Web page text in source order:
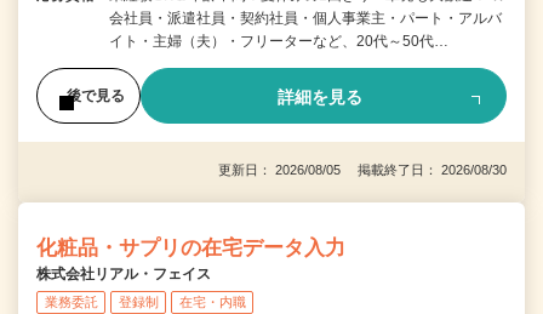
会社員・派遣社員・契約社員・個人事業主・パート・アルバ
イト・主婦（夫）・フリーターなど、20代～50代…
後で見る 詳細を見る
更新日： 2026/08/05 掲載終了日： 2026/08/30
化粧品・サプリの在宅データ入力
株式会社リアル・フェイス
業務委託 登録制 在宅・内職